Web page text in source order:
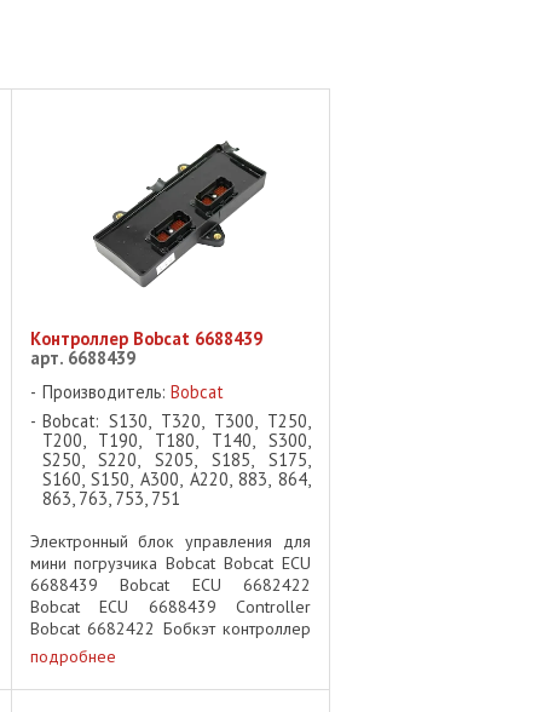
Контроллер Bobcat 6688439
арт. 6688439
Производитель: Bobcat
Bobcat: S130, T320, T300, T250,
T200, T190, T180, T140, S300,
S250, S220, S205, S185, S175,
S160, S150, A300, A220, 883, 864,
863, 763, 753, 751
Электронный блок управления для
мини погрузчика Bobcat Bobcat ECU
6688439 Bobcat ECU 6682422
Bobcat ECU 6688439 Controller
Bobcat 6682422 Бобкэт контроллер
Бобкат контроллер ВНИМАНИЕ:
контроллер должен быть
запрограммирован после установки
подробнее